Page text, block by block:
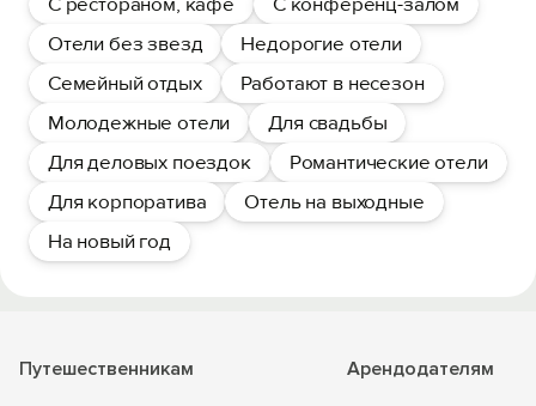
Отели без звезд
Недорогие отели
Семейный отдых
Работают в несезон
Молодежные отели
Для свадьбы
Для деловых поездок
Романтические отели
Для корпоратива
Отель на выходные
На новый год
Путешественникам Арендодателям